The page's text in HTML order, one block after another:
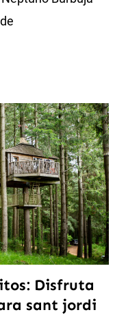
Disfruta
sant jordi